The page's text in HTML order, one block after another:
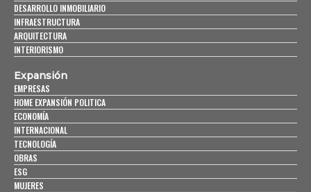
DESARROLLO INMOBILIARIO
INFRAESTRUCTURA
ARQUITECTURA
INTERIORISMO
Expansión
EMPRESAS
HOME EXPANSIÓN POLITICA
ECONOMÍA
INTERNACIONAL
TECNOLOGÍA
OBRAS
ESG
MUJERES